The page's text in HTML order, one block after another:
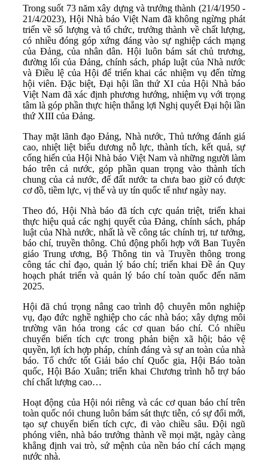
Trong suốt 73 năm xây dựng và trưởng thành (21/4/1950 -
21/4/2023), Hội Nhà báo Việt Nam đã không ngừng phát
triển về số lượng và tổ chức, trưởng thành về chất lượng,
có nhiều đóng góp xứng đáng vào sự nghiệp cách mạng
của Đảng, của nhân dân. Hội luôn bám sát chủ trương,
đường lối của Đảng, chính sách, pháp luật của Nhà nước
và Điều lệ của Hội để triển khai các nhiệm vụ đến từng
hội viên. Đặc biệt, Đại hội lần thứ XI của Hội Nhà báo
Việt Nam đã xác định phương hướng, nhiệm vụ với trọng
tâm là góp phần thực hiện thắng lợi Nghị quyết Đại hội lần
thứ XIII của Đảng.
Thay mặt lãnh đạo Đảng, Nhà nước, Thủ tướng đánh giá
cao, nhiệt liệt biểu dương nỗ lực, thành tích, kết quả, sự
cống hiến của Hội Nhà báo Việt Nam và những người làm
báo trên cả nước, góp phần quan trọng vào thành tích
chung của cả nước, để đất nước ta chưa bao giờ có được
cơ đồ, tiềm lực, vị thế và uy tín quốc tế như ngày nay.
Theo đó, Hội Nhà báo đã tích cực quán triệt, triển khai
thực hiệu quả các nghị quyết của Đảng, chính sách, pháp
luật của Nhà nước, nhất là về công tác chính trị, tư tưởng,
báo chí, truyền thông. Chủ động phối hợp với Ban Tuyên
giáo Trung ương, Bộ Thông tin và Truyền thông trong
công tác chỉ đạo, quản lý báo chí; triển khai Đề án Quy
hoạch phát triển và quản lý báo chí toàn quốc đến năm
2025.
Hội đã chú trọng nâng cao trình độ chuyên môn nghiệp
vụ, đạo đức nghề nghiệp cho các nhà báo; xây dựng môi
trường văn hóa trong các cơ quan báo chí. Có nhiều
chuyển biến tích cực trong phản biện xã hội; bảo vệ
quyền, lợi ích hợp pháp, chính đáng và sự an toàn của nhà
báo. Tổ chức tốt Giải báo chí Quốc gia, Hội Báo toàn
quốc, Hội Báo Xuân; triển khai Chương trình hỗ trợ báo
chí chất lượng cao…
Hoạt động của Hội nói riêng và các cơ quan báo chí trên
toàn quốc nói chung luôn bám sát thực tiễn, có sự đổi mới,
tạo sự chuyển biến tích cực, đi vào chiều sâu. Đội ngũ
phóng viên, nhà báo trưởng thành về mọi mặt, ngày càng
khẳng định vai trò, sứ mệnh của nền báo chí cách mạng
nước nhà.